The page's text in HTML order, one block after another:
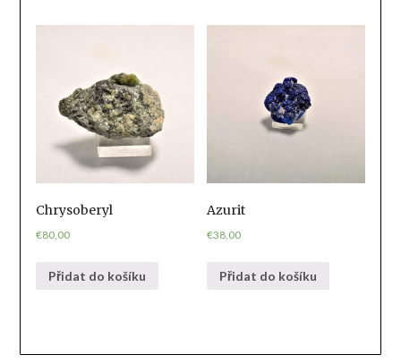
Chrysoberyl
€80,00
Přidat do košíku
Azurit
€38,00
Přidat do košíku